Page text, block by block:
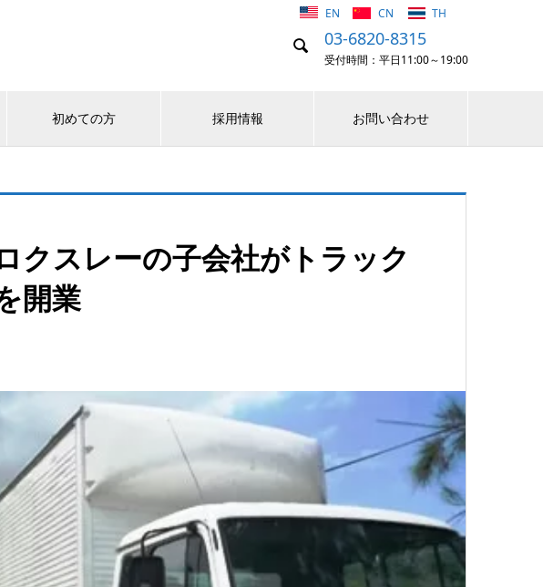
 03-6820-8315
受付時間：平日11:00～19:00
EN CN TH
初めての方 採用情報 お問い合わせ
クスレーの子会社がトラック
開業